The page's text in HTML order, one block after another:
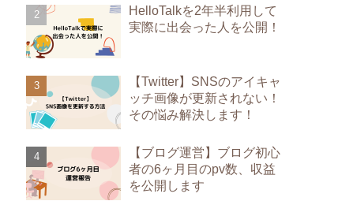
HelloTalkを2年半利用して
実際に出会った人を公開！
【Twitter】SNSのアイキャ
ッチ画像が更新されない！
その悩み解決します！
【ブログ運営】ブログ初心
者の6ヶ月目のpv数、収益
を公開します